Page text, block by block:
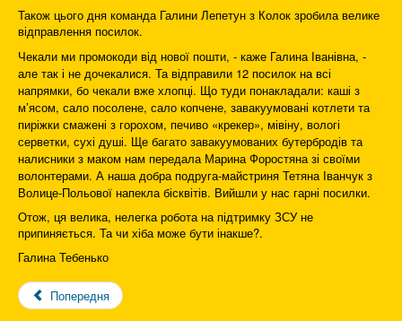
Також цього дня команда Галини Лепетун з Колок зробила велике
відправлення посилок.
Чекали ми промокоди від нової пошти, - каже Галина Іванівна, -
але так і не дочекалися. Та відправили 12 посилок на всі
напрямки, бо чекали вже хлопці. Що туди понакладали: каші з
м’ясом, сало посолене, сало копчене, завакуумовані котлети та
пиріжки смажені з горохом, печиво «крекер», мівіну, вологі
серветки, сухі душі. Ще багато завакуумованих бутербродів та
налисники з маком нам передала Марина Форостяна зі своїми
волонтерами. А наша добра подруга-майстриня Тетяна Іванчук з
Волице-Польової напекла бісквітів. Вийшли у нас гарні посилки.
Отож, ця велика, нелегка робота на підтримку ЗСУ не
припиняється. Та чи хіба може бути інакше?.
Галина Тебенько
Попередня